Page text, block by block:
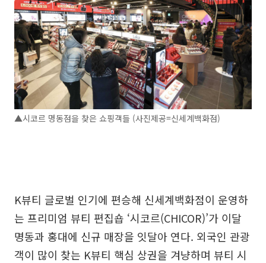
▲시코르 명동점을 찾은 쇼핑객들 (사진제공=신세계백화점)
K뷰티 글로벌 인기에 편승해 신세계백화점이 운영하
는 프리미엄 뷰티 편집숍 ‘시코르(CHICOR)’가 이달
명동과 홍대에 신규 매장을 잇달아 연다. 외국인 관광
객이 많이 찾는 K뷰티 핵심 상권을 겨냥하며 뷰티 시